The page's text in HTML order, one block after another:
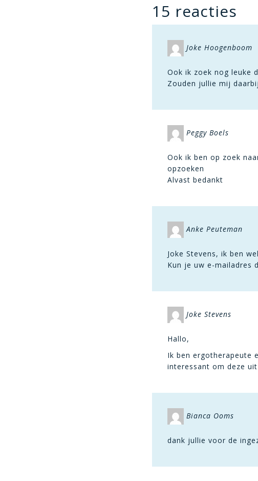
15 reacties
Joke Hoogenboom
Ook ik zoek nog leuke
Zouden jullie mij
Peggy Boels
Ook ik ben op zoek
opzoeken
Alvast bedankt
Anke Peuteman
Joke Stevens, ik ben
Kun je uw e-mailadres
Joke Stevens
Hallo,
Ik ben ergotherapeute
interessant om deze
Bianca Ooms
dank jullie voor de